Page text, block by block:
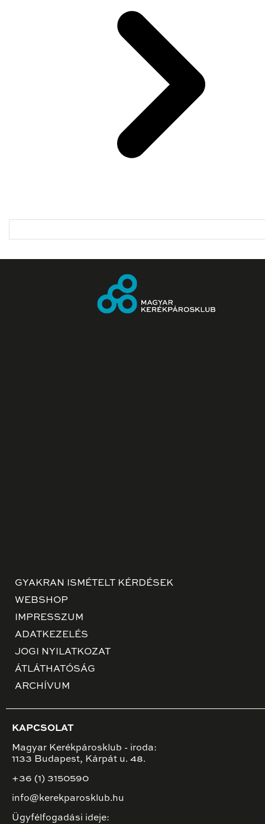
GYAKRAN ISMÉTELT KÉRDÉSEK
WEBSHOP
IMPRESSZUM
ADATKEZELÉS
JOGI NYILATKOZAT
ÁTLÁTHATÓSÁG
ARCHÍVUM
KAPCSOLAT
Magyar Kerékpárosklub - iroda:
1133 Budapest, Kárpát u. 48.
+36 (1) 3150590
info@kerekparosklub.hu
Ügyfélfogadási ideje: